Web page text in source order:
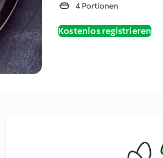
4 Portionen
Kostenlos registrieren